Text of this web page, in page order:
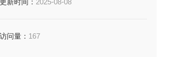
更新时间： 2025-08-08
访问量： 167